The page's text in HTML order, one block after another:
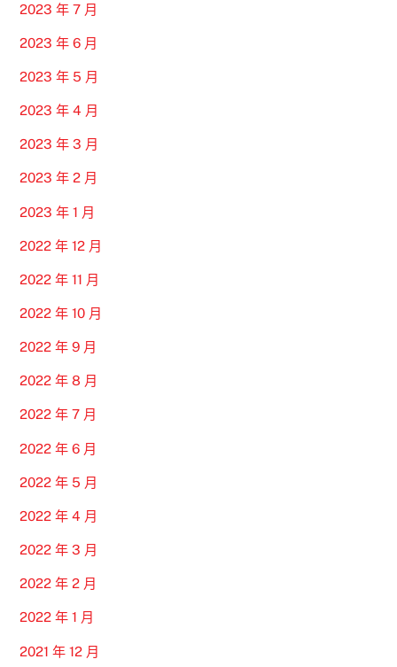
2023 年 7 月
2023 年 6 月
2023 年 5 月
2023 年 4 月
2023 年 3 月
2023 年 2 月
2023 年 1 月
2022 年 12 月
2022 年 11 月
2022 年 10 月
2022 年 9 月
2022 年 8 月
2022 年 7 月
2022 年 6 月
2022 年 5 月
2022 年 4 月
2022 年 3 月
2022 年 2 月
2022 年 1 月
2021 年 12 月